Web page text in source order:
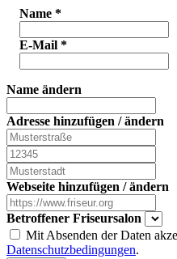
Name *
E-Mail *
Name ändern
Adresse hinzufügen / ändern
Webseite hinzufügen / ändern
Betroffener Friseursalon
Mit Absenden der Daten
Datenschutzbedingungen.